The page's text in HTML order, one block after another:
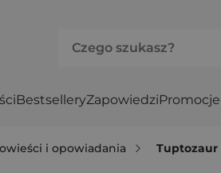
BestselleryZapowiedziPromocje
i opowiadania Tuptozaur